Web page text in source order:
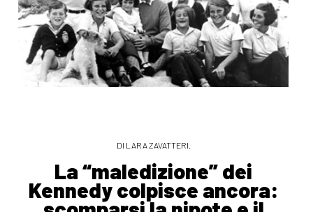
DI LARA ZAVATTERI.
La “maledizione” dei
Kennedy colpisce ancora: